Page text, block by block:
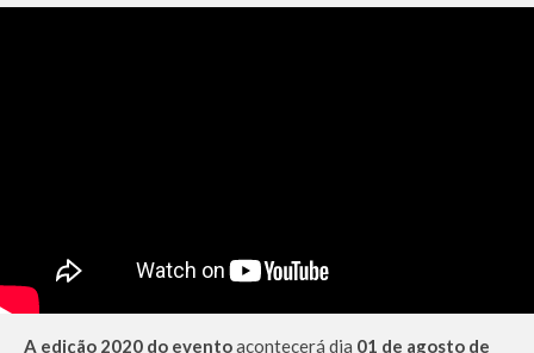
A edição 2020 do eventoacontecerá dia 01 de agosto de